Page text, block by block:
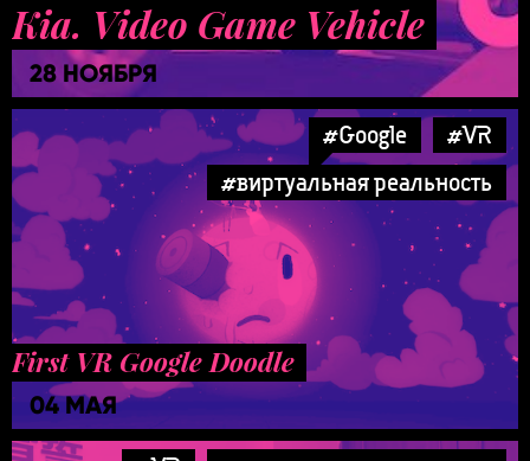
Kia. Video Game Vehicle
28 НОЯБРЯ
#Google
#VR
#виртуальная реальность
First VR Google Doodle
04 МАЯ